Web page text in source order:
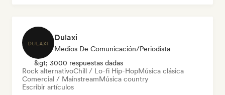
Dulaxi
Medios De Comunicación/Periodista
&gt; 3000 respuestas dadas
Rock alternativoChill / Lo-fi Hip-HopMúsica clásica
Comercial / MainstreamMúsica country
Escribir artículos